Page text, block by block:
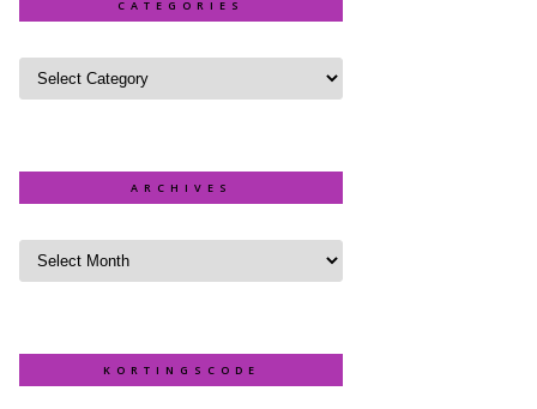
CATEGORIES
ARCHIVES
KORTINGSCODE